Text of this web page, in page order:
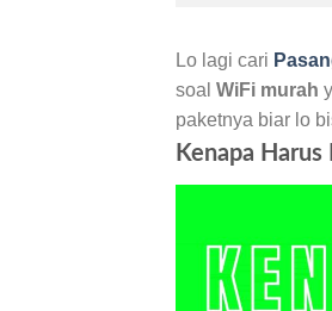
Lo lagi cari
soal WiFi murah
paketnya biar lo
Kenapa